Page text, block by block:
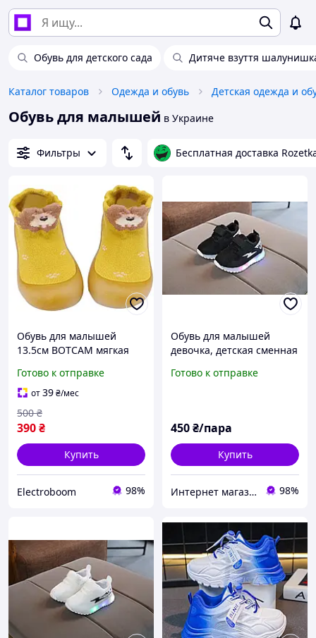
Обувь для детского сада Дитяче взуття
Каталог товаров Одежда и обувь Детская одежда и
Обувь для малышей в Украине
Фильтры Бесплатная доставка
Обувь для малышей
13.5см BOTCAM мягкая
желтая
Готово к отправке
от39₴/мес
390₴
500 ₴
Купить
Electroboom 98%
Обувь для малышей
девочка, детская сменная
светящиеся кроссовки
Готово к отправке
450₴/пара
Купить
Интернет магазин Семицвет 98%